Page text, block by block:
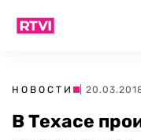
НОВОСТИ |
В Техасе